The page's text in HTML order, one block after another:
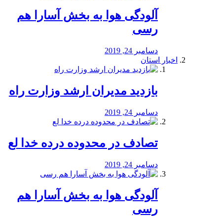
آلودگی هوا به بخش آسارا هم
رسی
دسامبر 24, 2019
اخبار استان
بازدید مدیران ارشد وزارت راه
دسامبر 24, 2019
تصادف در محدوده درده خدا لع
دسامبر 24, 2019
آلودگی هوا به بخش آسارا هم
رسی